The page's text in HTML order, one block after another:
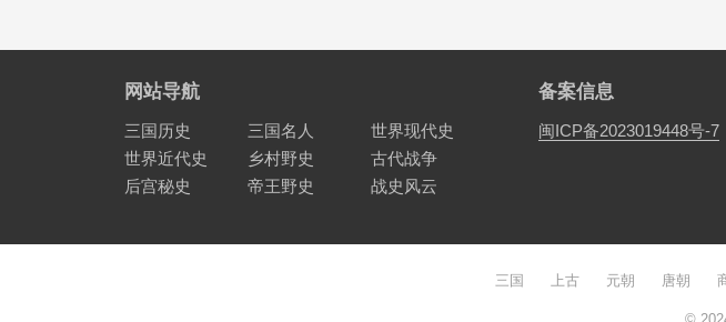
网站导航
三国历史 三国名人
世界现代史
世界近代史
乡村野史
古代战争
后宫秘史
帝王野史 战史风云
备案信息
闽ICP备2023019448号-7
三国 上古 元朝 唐朝